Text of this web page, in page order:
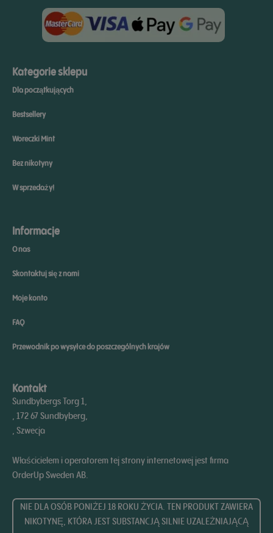
Kategorie sklepu
Dla początkujących
Bestsellery
Woreczki Mint
Bez nikotyny
W sprzedaży!
Informacje
O nas
Skontaktuj się z nami
Moje konto
FAQ
Przewodnik po wysyłce do poszczególnych krajów
Kontakt
Sundbybergs Torg 1,
, 172 67 Sundbyberg,
, Szwecja
Właścicielem i operatorem tej strony internetowej jest firma
OrderUp Sweden AB.
NIE DLA OSÓB PONIŻEJ 18 ROKU ŻYCIA. TEN PRODUKT ZAWIERA
NIKOTYNĘ, KTÓRA JEST SUBSTANCJĄ SILNIE UZALEŻNIAJĄCĄ